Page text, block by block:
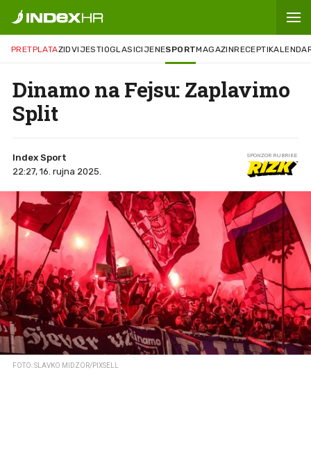
PRETPLATAZIDVIJESTIOGLASICIJENESPORTMAGAZINRECEPTI
Dinamo na Fejsu: Zaplavimo
Split
Index Sport
22:27, 16. rujna 2025.
SPONZOR RUBRIKE
FOTO: SLAVKO MIDZOR/PIXSELL